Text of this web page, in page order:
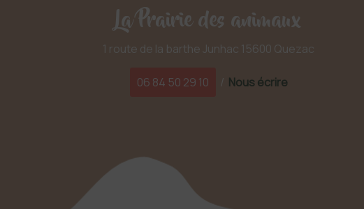
La Prairie des animaux
1 route de la barthe Junhac 15600 Quezac
06 84 50 29 10 / Nous écrire